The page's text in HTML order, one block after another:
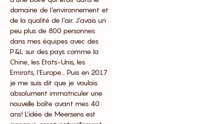
domaine de l’environnement et
de la qualité de l’air. J’avais un
peu plus de 800 personnes
dans mes équipes avec des
P&L sur des pays comme la
Chine, les Etats-Unis, les
Emirats, l’Europe… Puis en 2017
je me suis dit que je voulais
absolument immatriculer une
nouvelle boîte avant mes 40
ans! L’idée de Meersens est